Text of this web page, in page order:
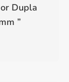
Dupla
”